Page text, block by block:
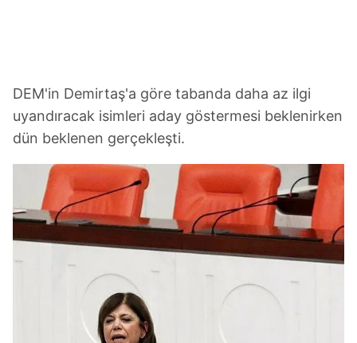
DEM'in Demirtaş'a göre tabanda daha az ilgi
uyandıracak isimleri aday göstermesi beklenirken
dün beklenen gerçekleşti.